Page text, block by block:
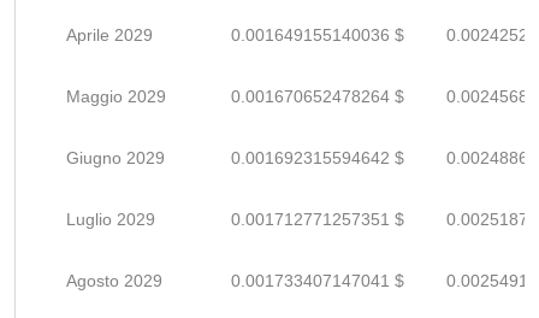
Aprile 2029 0.001649155140036 $
Maggio 2029 0.001670652478264 $
Giugno 2029 0.001692315594642 $
Luglio 2029 0.001712771257351 $
Agosto 2029 0.001733407147041 $